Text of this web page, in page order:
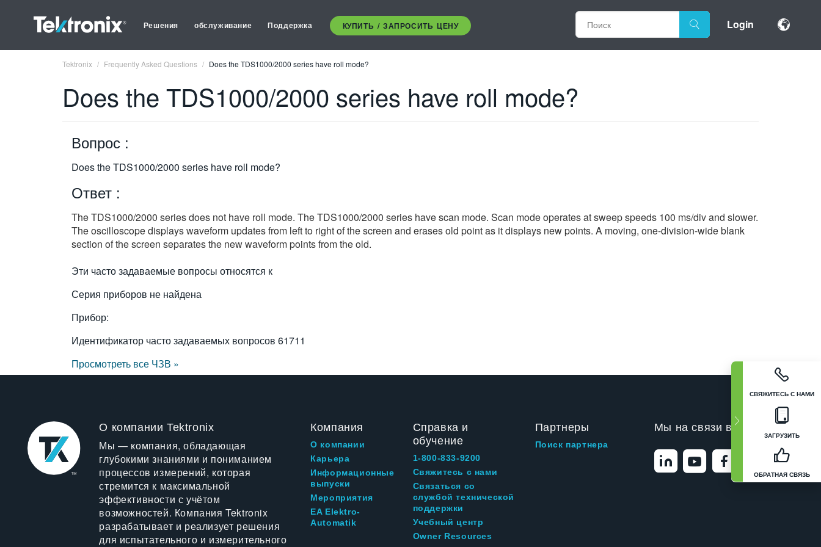
Решения обслуживание Поддержка КУПИТЬ / ЗАПРОСИТЬ ЦЕНУ Login
СВЯЖИТЕСЬ С НАМИ
ЗАГРУЗИТЬ
ОБРАТНАЯ СВЯЗЬ
Tektronix Frequently Asked Questions Does the TDS1000/2000 series have roll mode?
Does the TDS1000/2000 series have roll mode?
Вопрос :
Does the TDS1000/2000 series have roll mode?
Ответ :
The TDS1000/2000 series does not have roll mode. The TDS1000/2000 series have scan mode. Scan mode operates at sweep speeds 100 ms/div and slower.
The oscilloscope displays waveform updates from left to right of the screen and erases old point as it displays new points. A moving, one-division-wide blank
section of the screen separates the new waveform points from the old.
Эти часто задаваемые вопросы относятся к
Серия приборов не найдена
Прибор:
Идентификатор часто задаваемых вопросов 61711
Просмотреть все ЧЗВ »
О компании Tektronix
Мы — компания, обладающая
глубокими знаниями и пониманием
процессов измерений, которая
стремится к максимальной
эффективности с учётом
возможностей. Компания Tektronix
разрабатывает и реализует решения
для испытательного и измерительного
Компания
О компании
Карьера
Информационные
выпуски
Мероприятия
EA Elektro-
Automatik
Справка и
обучение
1-800-833-9200
Свяжитесь с нами
Связаться со
службой технической
поддержки
Учебный центр
Owner Resources
Партнеры
Поиск партнера
Мы на связи в